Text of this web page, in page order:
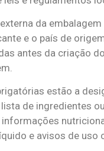
da
e o país de
antes da criação
estão a
de ingredientes
informações
e avisos de uso